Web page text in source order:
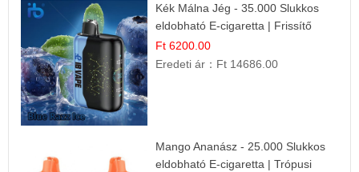
Kék Málna Jég - 35.000 Slukkos
eldobható E-cigaretta | Frissítő
Ízélmény
Ft 6200.00
Eredeti ár： Ft 14686.00
Mango Ananász - 25.000 Slukkos
eldobható E-cigaretta | Trópusi